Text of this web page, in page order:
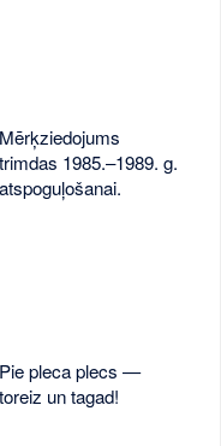
Mērķziedojums
trimdas 1985.–1989. g.
atspoguļošanai.
Pie pleca plecs —
toreiz un tagad!